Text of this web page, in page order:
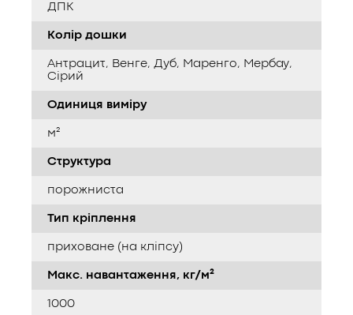
ДПК
Колір дошки
Антрацит, Венге, Дуб, Маренго, Мербау,
Сірий
Одиниця виміру
м²
Структура
порожниста
Тип кріплення
приховане (на кліпсу)
Макс. навантаження, кг/м²
1000